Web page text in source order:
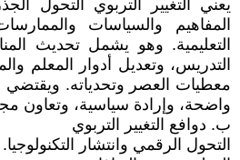
يعني التغيير التربوي التحول
المفاهيم والسياسات
التعليمية. وهو يشمل تحديث
التدريس، وتعديل أدوار المعلم
معطيات العصر وتحدياته. ويقتضي
واضحة، وإرادة سياسية، وتعاون
ب. دوافع التغيير التربوي
التحول الرقمي وانتشار التكنولوجيا.